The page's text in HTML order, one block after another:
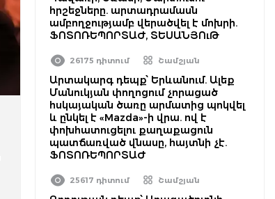
հրշեջները. արտադրամասն
ամբողջությամբ վերածվել է մոխրի.
ՖՈՏՈՌԵՊՈՐՏԱԺ, ՏԵՍԱՆՅՈւԹ
26175 դիտում Շամշյան
Արտակարգ դեպք՝ Երևանում. Ալեք
Մանուկյան փողոցում չորացած
հսկայական ծառը արմատից պոկվել
և ընկել է «Mazda»-ի վրա. ով է
փոխհատուցելու քաղաքացուն
պատճառված վնասը, հայտնի չէ.
ՖՈՏՈՌԵՊՈՐՏԱԺ
25617 դիտում Շամշյան